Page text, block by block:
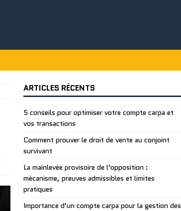
ARTICLES RÉCENTS
5 conseils pour optimiser votre compte carpa et
vos transactions
Comment prouver le droit de vente au conjoint
survivant
La mainlevée provisoire de l’opposition :
mécanisme, preuves admissibles et limites
pratiques
Importance d’un compte carpa pour la gestion des